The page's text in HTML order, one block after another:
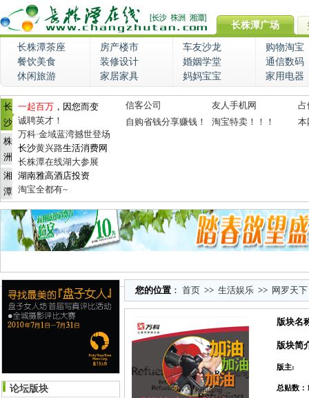
长株潭广场
长株潭茶座 房产楼市 车友沙龙
购物淘宝
餐饮美食
装修设计 婚姻学堂
通信数码
休闲旅游
家居家具 妈妈宝宝 家用电器
长
沙
株
洲
湘
潭
一起百万 ，因您而变
诚聘英才！
万科·金域蓝湾撼世登场
长沙黄兴路生活消费网
长株潭在线湖大参展
湖南雅高酒店投资
淘宝全都有~
信客公司 友人手机网
占
自购省钱分享赚钱！
淘宝特卖！！！ 本
论坛版块
您的位置 ： 首页 >> 生活娱乐 >> 网罗天下
版块名
版块简
版主:
总贴数：